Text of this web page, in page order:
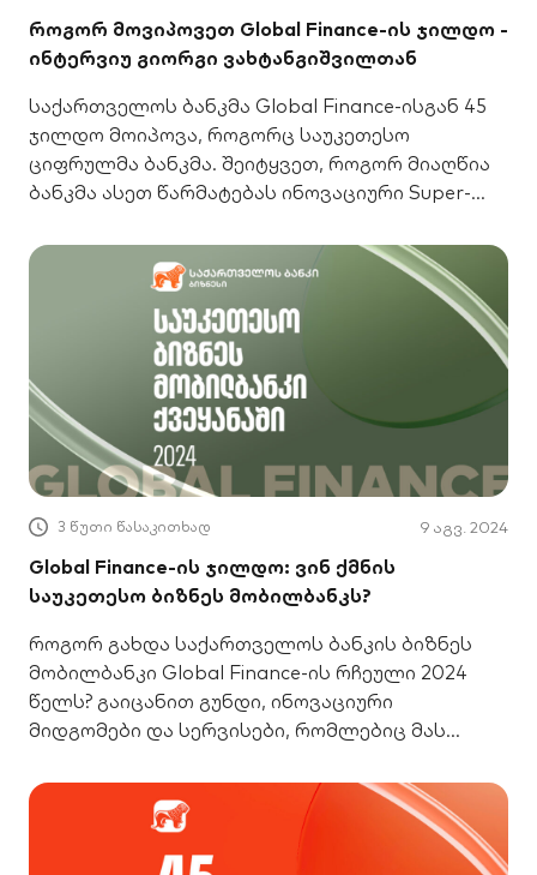
როგორ მოვიპოვეთ Global Finance-ის ჯილდო -
ინტერვიუ გიორგი ვახტანგიშვილთან
საქართველოს ბანკმა Global Finance-ისგან 45
ჯილდო მოიპოვა, როგორც საუკეთესო
ციფრულმა ბანკმა. შეიტყვეთ, როგორ მიაღწია
ბანკმა ასეთ წარმატებას ინოვაციური Super-
3 წუთი წასაკითხად 9 აგვ. 2024
Global Finance-ის ჯილდო: ვინ ქმნის
საუკეთესო ბიზნეს მობილბანკს?
როგორ გახდა საქართველოს ბანკის ბიზნეს
მობილბანკი Global Finance-ის რჩეული 2024
წელს? გაიცანით გუნდი, ინოვაციური
მიდგომები და სერვისები, რომლებიც მას